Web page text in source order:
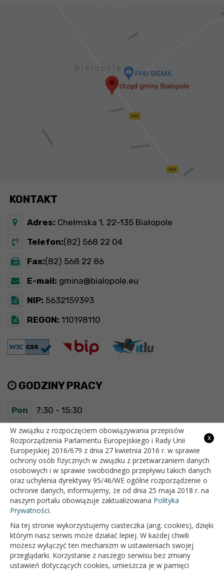
KONTAKT
Adres: Chełmska 1, 22-135 Białopole
Telefon:(82) 568 22 04
Fax:(82) 568 22 86
E-mail: gmina@bialopole.eu
NIP: 5632159393
REGON: 110198110
GODZINY PRACY
Pon 7:30 - 15:30
Wt 7:30 - 15:30
Śr 7:30 - 15:30
Czw 7:30 - 15:30
Pt 7:30 - 15:30
OFICJALNY SERWIS INTERNETOWY GMINY BIAŁOPOLE
x
W związku z rozpoczęciem obowiązywania przepisów
Rozporządzenia Parlamentu Europejskiego i Rady Unii
Europejskiej 2016/679 z dnia 27 kwietnia 2016 r. w sprawie
ochrony osób fizycznych w związku z przetwarzaniem danych
osobowych i w sprawie swobodnego przepływu takich danych
oraz uchylenia dyrektywy 95/46/WE ogólne rozporządzenie o
ochronie danych, informujemy, że od dnia 25 maja 2018 r. na
naszym portalu obowiązuje zaktualizowana Polityka
Prywatności.
Na tej stronie wykorzystujemy ciasteczka (ang. cookies), dzięki
którym nasz serwis może działać lepiej. W każdej chwili
możesz wyłączyć ten mechanizm w ustawieniach swojej
przeglądarki. Korzystanie z naszego serwisu bez zmiany
ustawień dotyczących cookies, umieszcza je w pamięci